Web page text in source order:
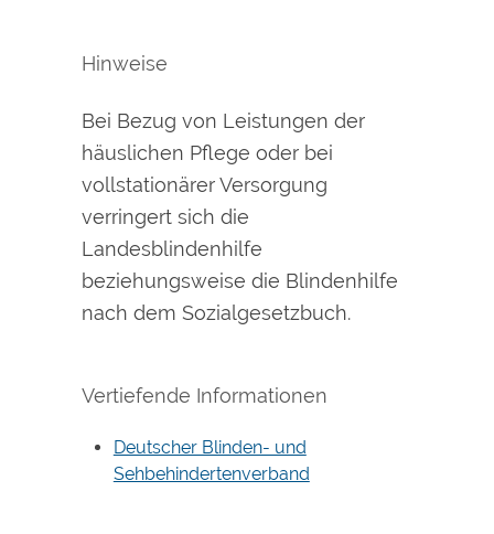
Hinweise
Bei Bezug von Leistungen der
häuslichen Pflege oder bei
vollstationärer Versorgung
verringert sich die
Landesblindenhilfe
beziehungsweise die Blindenhilfe
nach dem Sozialgesetzbuch.
Vertiefende Informationen
Deutscher Blinden- und
Sehbehindertenverband